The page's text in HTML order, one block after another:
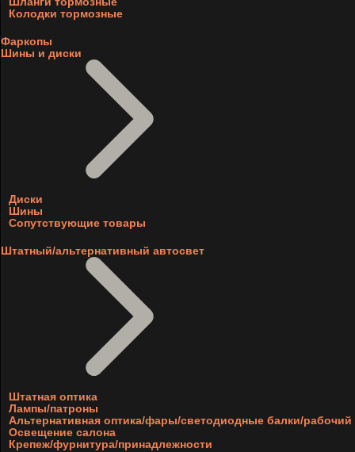
Колодки тормозные
Фаркопы
Шины и диски
Диски
Шины
Сопутствующие товары
Штатный/альтернативный автосвет
Штатная оптика
Лампы/патроны
Альтернативная оптика/фары/светодиодные балки/рабочий
Освещение салона
Крепеж/фурнитура/принадлежности